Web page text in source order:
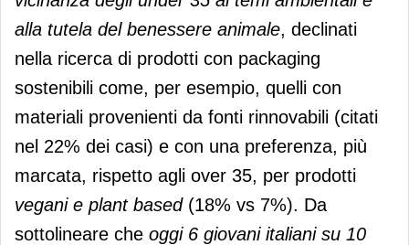
alla tutela del benessere animale, declinati
nella ricerca di prodotti con packaging
sostenibili come, per esempio, quelli con
materiali provenienti da fonti rinnovabili (citati
nel 22% dei casi) e con una preferenza, più
marcata, rispetto agli over 35, per prodotti
vegani e plant based(18% vs 7%). Da
sottolineare che oggi 6 giovani italiani su 10